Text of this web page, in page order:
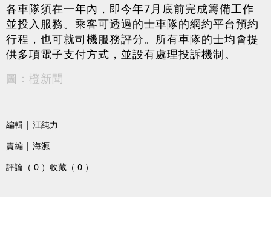
各車隊須在一年內，即今年7月底前完成籌備工作
並投入服務。乘客可透過的士車隊的網約平台預約
行程，也可就司機服務評分。所有車隊的士均會提
供多項電子支付方式，並設有處理投訴機制。
圖：橙新聞
編輯 | 江純力
責編 | 海源
評論（ 0 ） 收藏（ 0 ）